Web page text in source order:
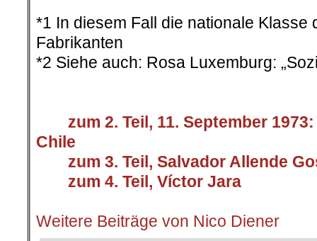
*1 In diesem Fall die nationale
Fabrikanten
*2 Siehe auch: Rosa Luxemburg:
zum 2. Teil, 11. September
Chile
zum 3. Teil, Salvador Allende
zum 4. Teil, Víctor Jara
Weitere Beiträge von Nico Diener